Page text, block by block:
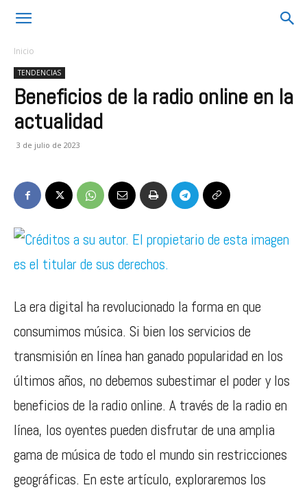
Inicio
TENDENCIAS
Beneficios de la radio online en la
actualidad
3 de julio de 2023
La era digital ha revolucionado la forma en que
consumimos música. Si bien los servicios de
transmisión en línea han ganado popularidad en los
últimos años, no debemos subestimar el poder y los
beneficios de la radio online. A través de la radio en
línea, los oyentes pueden disfrutar de una amplia
gama de música de todo el mundo sin restricciones
geográficas. En este artículo, exploraremos los